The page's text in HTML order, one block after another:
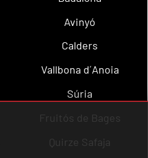
Avinyó
Calders
Vallbona d´Anoia
Súria
Fruitós de Bages
Quirze Safaja